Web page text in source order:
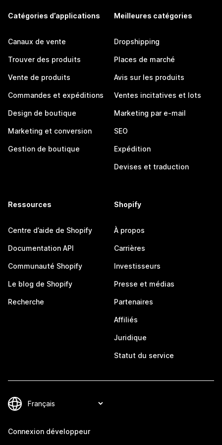
Catégories d’applications
Canaux de vente
Trouver des produits
Vente de produits
Commandes et expéditions
Design de boutique
Marketing et conversion
Gestion de boutique
Meilleures catégories
Dropshipping
Places de marché
Avis sur les produits
Ventes incitatives et lots
Marketing par e-mail
SEO
Expédition
Devises et traduction
Ressources
Centre d’aide de Shopify
Documentation API
Communauté Shopify
Le blog de Shopify
Recherche
Shopify
À propos
Carrières
Investisseurs
Presse et médias
Partenaires
Affiliés
Juridique
Statut du service
Connexion développeur